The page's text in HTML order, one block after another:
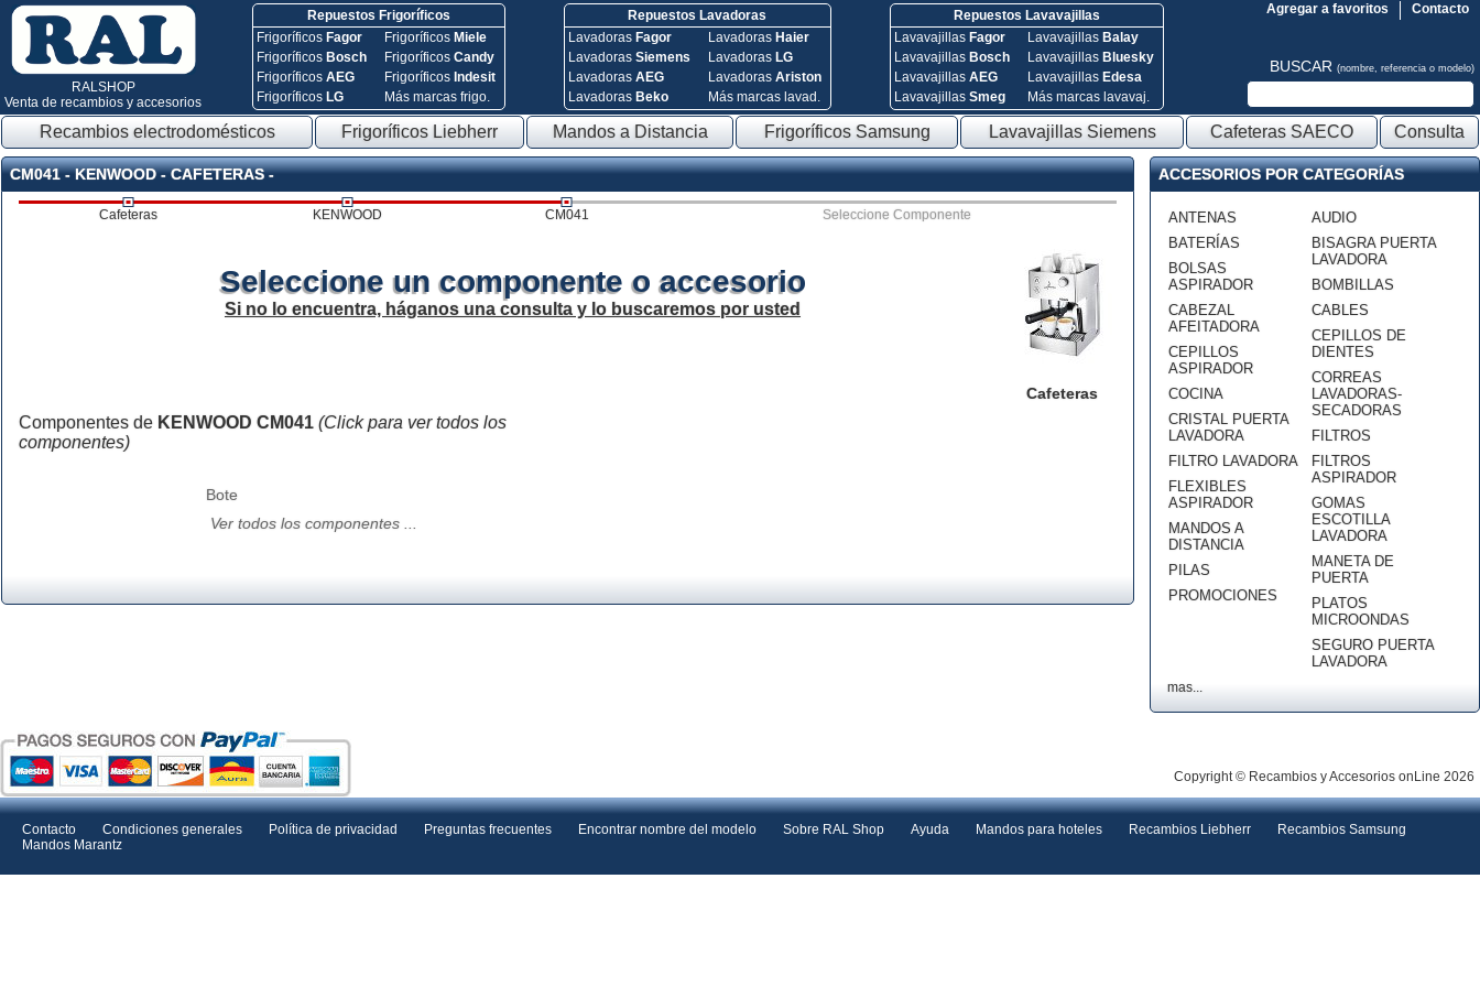
RALSHOP
Venta de recambios y accesorios
Repuestos Frigoríficos
Frigoríficos Fagor
Frigoríficos Bosch
FrigoríficosAEG
Frigoríficos LG
Frigoríficos Miele
FrigoríficosCandy
Frigoríficos Indesit
Más marcas frigo.
Repuestos Lavadoras
Lavadoras Fagor
Lavadoras Siemens
Lavadoras AEG
Lavadoras Beko
Lavadoras Haier
Lavadoras LG
Lavadoras Ariston
Más marcas lavad.
Repuestos Lavavajillas
Lavavajillas Fagor
Lavavajillas Bosch
Lavavajillas AEG
Lavavajillas Smeg
Lavavajillas Balay
Lavavajillas Bluesky
Lavavajillas Edesa
Más marcas lavavaj.
Contacto
Agregar a favoritos
BUSCAR (nombre, referencia o modelo)
Recambios electrodomésticos Frigoríficos Liebherr Mandos a Distancia Frigoríficos Samsung Lavavajillas Siemens Cafeteras SAECO Consulta
CM041 - KENWOOD - CAFETERAS -
Cafeteras KENWOOD CM041 Seleccione Componente
Cafeteras
Seleccione un componente o accesorio
Si no lo encuentra, háganos una consulta y lo buscaremos por usted
Componentes de KENWOOD CM041 (Click para ver todos los
componentes)
Bote
Ver todos los componentes ...
ACCESORIOS POR CATEGORÍAS
ANTENAS
BATERÍAS
BOLSAS
ASPIRADOR
CABEZAL
AFEITADORA
CEPILLOS
ASPIRADOR
COCINA
CRISTAL PUERTA
LAVADORA
FILTRO LAVADORA
FLEXIBLES
ASPIRADOR
MANDOS A
DISTANCIA
PILAS
PROMOCIONES
AUDIO
BISAGRA PUERTA
LAVADORA
BOMBILLAS
CABLES
CEPILLOS DE
DIENTES
CORREAS
LAVADORAS-
SECADORAS
FILTROS
FILTROS
ASPIRADOR
GOMAS
ESCOTILLA
LAVADORA
MANETA DE
PUERTA
PLATOS
MICROONDAS
SEGURO PUERTA
LAVADORA
mas...
Copyright © Recambios y Accesorios onLine 2026
Contacto Condiciones generales Política de privacidad Preguntas frecuentes Encontrar nombre del modelo Sobre RAL Shop Ayuda Mandos para hoteles Recambios Liebherr
Recambios Samsung
Mandos Marantz